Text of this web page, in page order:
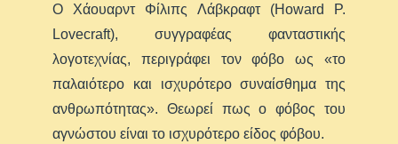
Ο Χάουαρντ Φίλιπς Λάβκραφτ (Howard P.
Lovecraft), συγγραφέας φανταστικής
λογοτεχνίας, περιγράφει τον φόβο ως «το
παλαιότερο και ισχυρότερο συναίσθημα της
ανθρωπότητας». Θεωρεί πως ο φόβος του
αγνώστου είναι το ισχυρότερο είδος φόβου.